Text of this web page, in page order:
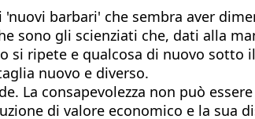
barbari' che sembra aver
sono gli scienziati che, dati alla
ripete e qualcosa di nuovo sotto
nuovo e diverso.
La consapevolezza non può
di valore economico e la sua